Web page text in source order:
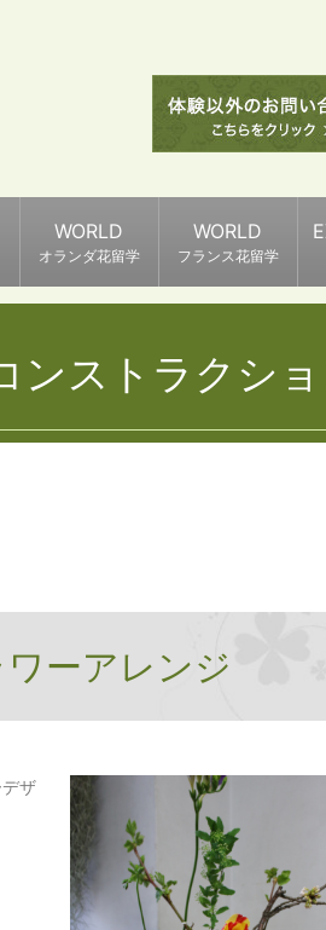
WORLD
オランダ花留学
WORLD
フランス花留学
ンストラクシ
ーアレンジ
ザ